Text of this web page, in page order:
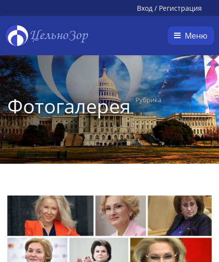
Вход / Регистрация
ЦельноЗор Меню
ФотогалереяРубрика